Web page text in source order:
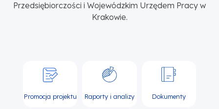
Przedsiębiorczości i Wojewódzkim Urzędem Pracy w
Krakowie.
Promocja projektu Raporty i analizy Dokumenty